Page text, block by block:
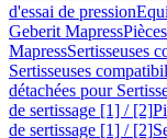
d'essai de pression
Geberit Mapress
MapressSertisseuses
Sertisseuses
détachées pour
de sertissage [1] / [2]
de sertissage [1] / [2]